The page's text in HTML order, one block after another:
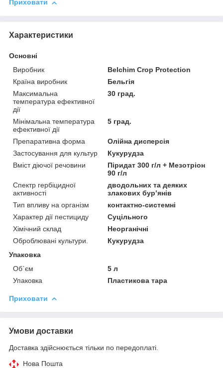
Приховати
Характеристики
Основні
Виробник
Belchim Crop Protection
Країна виробник
Бельгія
Максимальна
температура ефективної
дії
30 град.
Мінімальна температура
ефективної дії
5 град.
Препаративна форма
Олійна дисперсія
Застосування для культур
Кукурудза
Вміст діючої речовини
Піридат 300 г/л + Мезотріон
90 г/л
Спектр гербіцидної
активності
дводольних та деяких
злакових бур’янів
Тип впливу на організм
контактно-системні
Характер дії пестициду
Суцільного
Хімічний склад
Неорганічні
Оброблювані культури.
Кукурудза
Упаковка
Об`єм
5 л
Упаковка
Пластикова тара
Приховати
Умови доставки
Доставка здійснюється тільки по передоплаті.
Нова Пошта